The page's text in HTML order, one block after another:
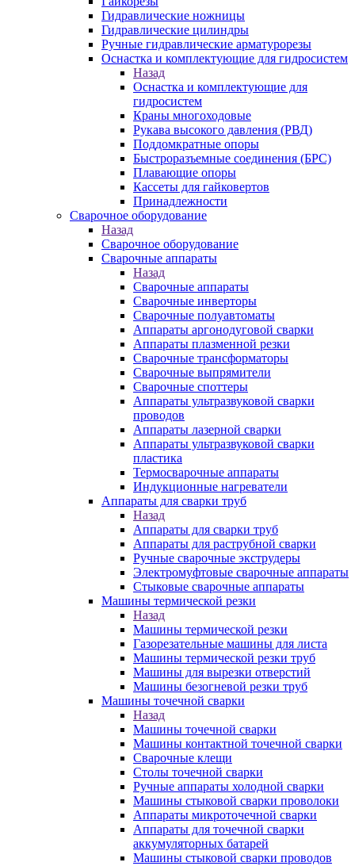
Гидравлические ножницы
Гидравлические цилиндры
Ручные гидравлические арматурорезы
Оснастка и комплектующие для гидросистем
Назад
Оснастка и комплектующие для
гидросистем
Краны многоходовые
Рукава высокого давления (РВД)
Поддомкратные опоры
Быстроразъемные соединения (БРС)
Плавающие опоры
Кассеты для гайковертов
Принадлежности
Сварочное оборудование
Назад
Сварочное оборудование
Сварочные аппараты
Назад
Сварочные аппараты
Сварочные инверторы
Сварочные полуавтоматы
Аппараты аргонодуговой сварки
Аппараты плазменной резки
Сварочные трансформаторы
Сварочные выпрямители
Сварочные споттеры
Аппараты ультразвуковой сварки
проводов
Аппараты лазерной сварки
Аппараты ультразвуковой сварки
пластика
Термосварочные аппараты
Индукционные нагреватели
Аппараты для сварки труб
Назад
Аппараты для сварки труб
Аппараты для раструбной сварки
Ручные сварочные экструдеры
Электромуфтовые сварочные аппараты
Стыковые сварочные аппараты
Машины термической резки
Назад
Машины термической резки
Газорезательные машины для листа
Машины термической резки труб
Машины для вырезки отверстий
Машины безогневой резки труб
Машины точечной сварки
Назад
Машины точечной сварки
Машины контактной точечной сварки
Сварочные клещи
Столы точечной сварки
Ручные аппараты холодной сварки
Машины стыковой сварки проволоки
Аппараты микроточечной сварки
Аппараты для точечной сварки
аккумуляторных батарей
Машины стыковой сварки проводов